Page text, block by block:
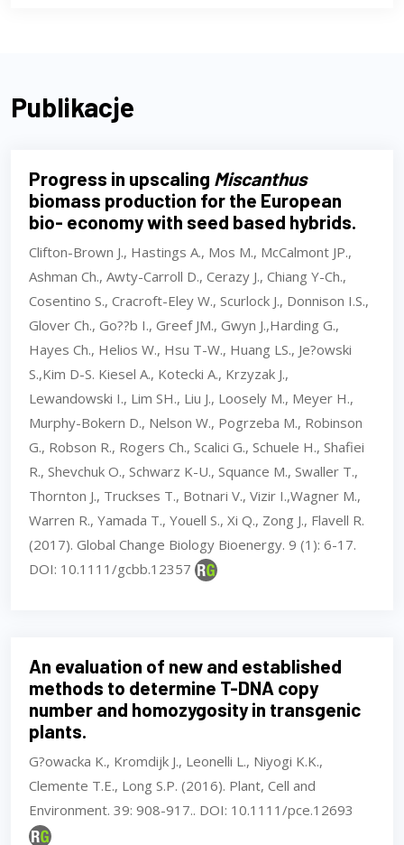
Publikacje
Progress in upscaling Miscanthus
biomass production for the European
bio- economy with seed based hybrids.
Clifton-Brown J., Hastings A., Mos M., McCalmont JP.,
Ashman Ch., Awty-Carroll D., Cerazy J., Chiang Y-Ch.,
Cosentino S., Cracroft-Eley W., Scurlock J., Donnison I.S.,
Glover Ch., Go??b I., Greef JM., Gwyn J.,Harding G.,
Hayes Ch., Helios W., Hsu T-W., Huang LS., Je?owski
S.,Kim D-S. Kiesel A., Kotecki A., Krzyzak J.,
Lewandowski I., Lim SH., Liu J., Loosely M., Meyer H.,
Murphy-Bokern D., Nelson W., Pogrzeba M., Robinson
G., Robson R., Rogers Ch., Scalici G., Schuele H., Shafiei
R., Shevchuk O., Schwarz K-U., Squance M., Swaller T.,
Thornton J., Truckses T., Botnari V., Vizir I.,Wagner M.,
Warren R., Yamada T., Youell S., Xi Q., Zong J., Flavell R.
(2017). Global Change Biology Bioenergy. 9 (1): 6-17.
DOI: 10.1111/gcbb.12357
An evaluation of new and established
methods to determine T-DNA copy
number and homozygosity in transgenic
plants.
G?owacka K., Kromdijk J., Leonelli L., Niyogi K.K.,
Clemente T.E., Long S.P. (2016). Plant, Cell and
Environment. 39: 908-917.. DOI: 10.1111/pce.12693